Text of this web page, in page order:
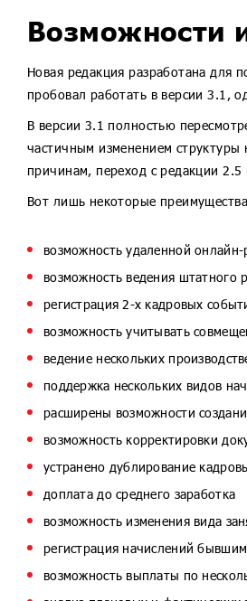
1С:Учет
Возможности
Новая редакция разработана для
пробовал работать в версии 3.1,
В версии 3.1 полностью
частичным изменением
причинам, переход с редакции
Вот лишь некоторые
возможность удаленной
возможность ведения штатного
регистрация 2-х кадровых
возможность учитывать
ведение нескольких
поддержка нескольких видов
расширены возможности
возможность корректировки
устранено дублирование
доплата до среднего заработка
возможность изменения вида
регистрация начислений
возможность выплаты по